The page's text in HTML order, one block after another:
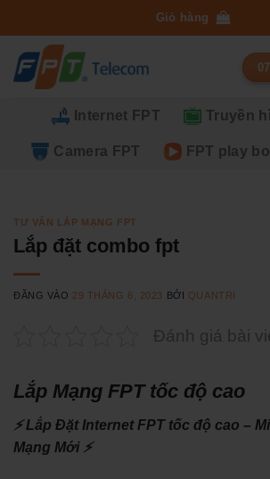
qua
dung
Giỏ hàng
Internet FPT Truyền
Camera FPT FPT play
TƯ VẤN LẮP MẠNG FPT
Lắp đặt combo fpt
ĐĂNG VÀO 29 THÁNG 6, 2023 BỞI QUANTRI
Đánh giá bài
Lắp Mạng FPT tốc độ cao
⚡ Lắp Đặt Internet FPT tốc độ cao –
Mạng Mới ⚡